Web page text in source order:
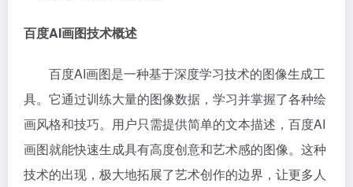
百度AI画图技术概述
百度AI画图是一种基于深度学习技术的图像生成工
具。它通过训练大量的图像数据，学习并掌握了各种绘
画风格和技巧。用户只需提供简单的文本描述，百度AI
画图就能快速生成具有高度创意和艺术感的图像。这种
技术的出现，极大地拓展了艺术创作的边界，让更多人